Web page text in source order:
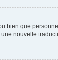
bien que
nouvelle